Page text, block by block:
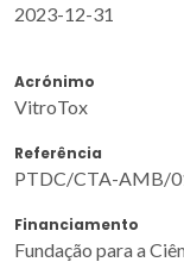
2023-12-31
Acrónimo
VitroTox
Referência
PTDC/CTA-AMB/
Financiamento
Fundação para a